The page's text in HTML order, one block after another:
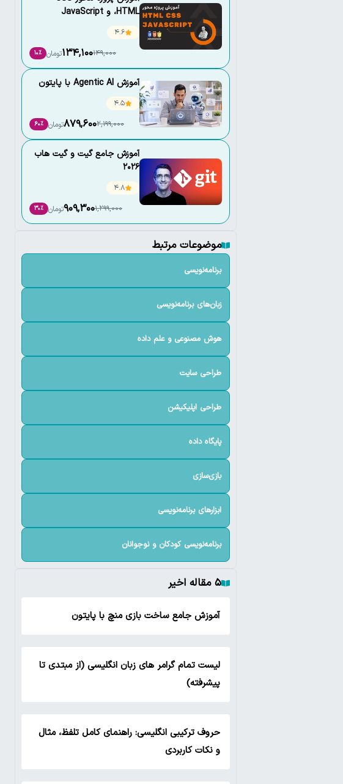
،HTML و JavaScript
4.6
149,000
134,100تومان 10٪
آموزش Agentic AI با پایتون
4.5
2,199,000
879,600تومان 60٪
آموزش جامع گیت و گیت هاب
2026
4.8
1,299,000
909,300تومان 30٪
موضوعات مرتبط
برنامه‌نویسی
زبان‌های برنامه‌نویسی
هوش مصنوعی و علم داده
طراحی سایت
طراحی اپلیکیشن
پایگاه داده
بازی‌سازی
ابزارهای برنامه‌نویسی
برنامه‌نویسی کودکان و نوجوانان
۵ مقاله اخیر
آموزش جامع ساخت بازی منچ با پایتون
لیست تمام گرامر های زبان انگلیسی (از مبتدی تا
پیشرفته)
حروف ترکیبی انگلیسی: راهنمای کامل تلفظ، مثال
و نکات کاربردی